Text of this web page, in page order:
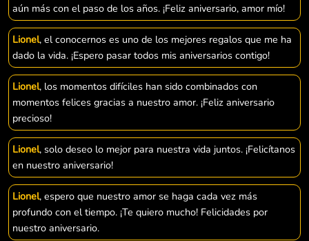
aún más con el paso de los años. ¡Feliz aniversario, amor mío!
Lionel, el conocernos es uno de los mejores regalos que me ha
dado la vida. ¡Espero pasar todos mis aniversarios contigo!
Lionel, los momentos difíciles han sido combinados con
momentos felices gracias a nuestro amor. ¡Feliz aniversario
precioso!
Lionel, solo deseo lo mejor para nuestra vida juntos. ¡Felicítanos
en nuestro aniversario!
Lionel, espero que nuestro amor se haga cada vez más
profundo con el tiempo. ¡Te quiero mucho! Felicidades por
nuestro aniversario.